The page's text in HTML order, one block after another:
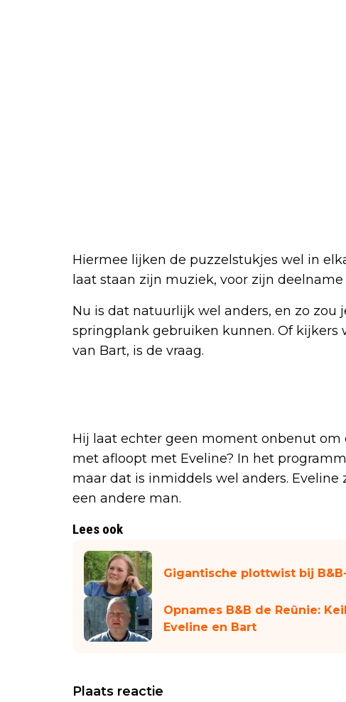
Hiermee lijken de puzzelstukjes wel in
laat staan zijn muziek, voor zijn deelname
Nu is dat natuurlijk wel anders, en zo
springplank gebruiken kunnen. Of kijkers
van Bart, is de vraag.
Hij laat echter geen moment onbenut om
met afloopt met Eveline? In het
maar dat is inmiddels wel anders.
een andere man.
Lees ook
Gigantische plottwist bij
Opnames B&B de Reünie:
Eveline en Bart
Plaats reactie